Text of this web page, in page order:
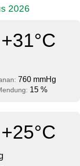
2026
+31°C
760 mmHg
15 %
+25°C